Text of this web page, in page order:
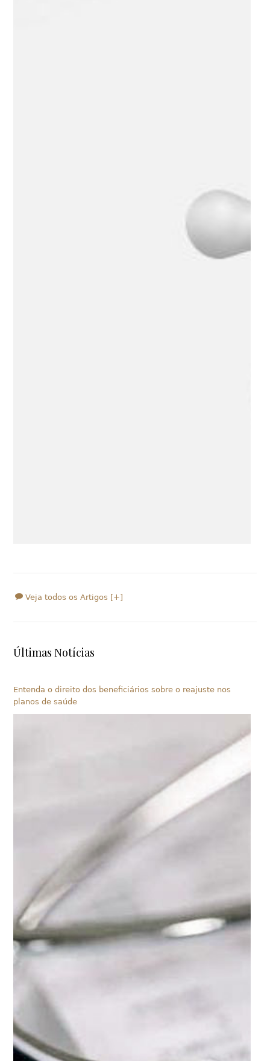
Veja todos os Artigos [+]
Últimas Notícias
Entenda o direito dos beneficiários sobre o reajuste nos
planos de saúde